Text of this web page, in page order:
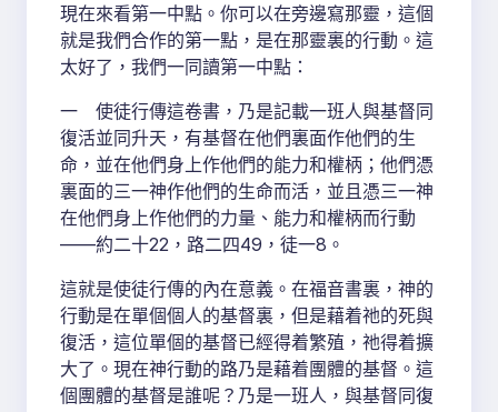
現在來看第一中點。你可以在旁邊寫那靈，這個
就是我們合作的第一點，是在那靈裏的行動。這
太好了，我們一同讀第一中點：
一 使徒行傳這卷書，乃是記載一班人與基督同
復活並同升天，有基督在他們裏面作他們的生
命，並在他們身上作他們的能力和權柄；他們憑
裏面的三一神作他們的生命而活，並且憑三一神
在他們身上作他們的力量、能力和權柄而行動
——約二十22，路二四49，徒一8。
這就是使徒行傳的內在意義。在福音書裏，神的
行動是在單個個人的基督裏，但是藉着祂的死與
復活，這位單個的基督已經得着繁殖，祂得着擴
大了。現在神行動的路乃是藉着團體的基督。這
個團體的基督是誰呢？乃是一班人，與基督同復